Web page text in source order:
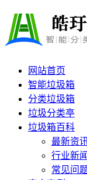
网站首页
智能垃圾箱
分类垃圾箱
垃圾分类亭
垃圾箱百科
最新资
行业新闻
常见问